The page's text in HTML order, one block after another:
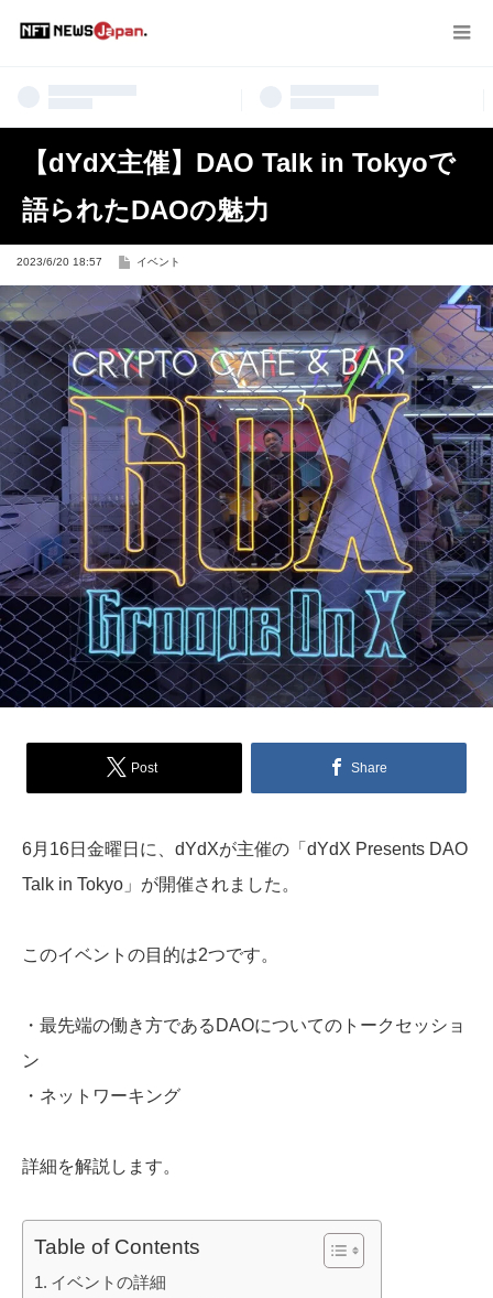
【dYdX主催】DAO Talk in Tokyoで
語られたDAOの魅力
2023/6/20 18:57 イベント
Post Share
6月16日金曜日に、dYdXが主催の「dYdX Presents DAO
Talk in Tokyo」が開催されました。
このイベントの目的は2つです。
・最先端の働き方であるDAOについてのトークセッショ
ン
・ネットワーキング
詳細を解説します。
Table of Contents
イベントの詳細